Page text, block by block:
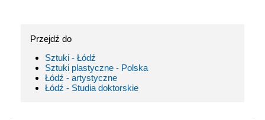
Przejdź do
Sztuki - Łódź
Sztuki plastyczne - Polska
Łódź - artystyczne
Łódź - Studia doktorskie